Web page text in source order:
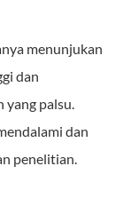
menunjukan
dan
palsu.
dan
penelitian.